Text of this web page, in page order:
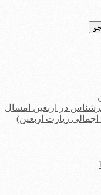
زیارت اربعین)